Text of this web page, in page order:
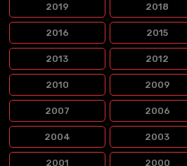
2019 2018
2016 2015
2013 2012
2010 2009
2007 2006
2004 2003
2001 2000